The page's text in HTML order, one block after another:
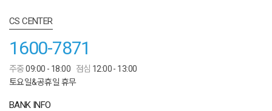
CS CENTER
1600-7871
주중09:00 - 18:00 점심 12:00 - 13:00
토요일&공휴일 휴무
BANK INFO